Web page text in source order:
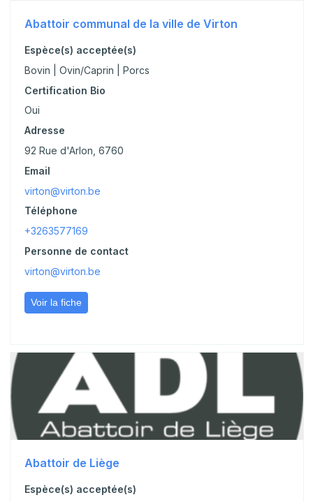
Abattoir communal de la ville de Virton
Espèce(s) acceptée(s)
Bovin | Ovin/Caprin | Porcs
Certification Bio
Oui
Adresse
92 Rue d'Arlon, 6760
Email
virton@virton.be
Téléphone
+3263577169
Personne de contact
virton@virton.be
Voir la fiche
Abattoir de Liège
Espèce(s) acceptée(s)